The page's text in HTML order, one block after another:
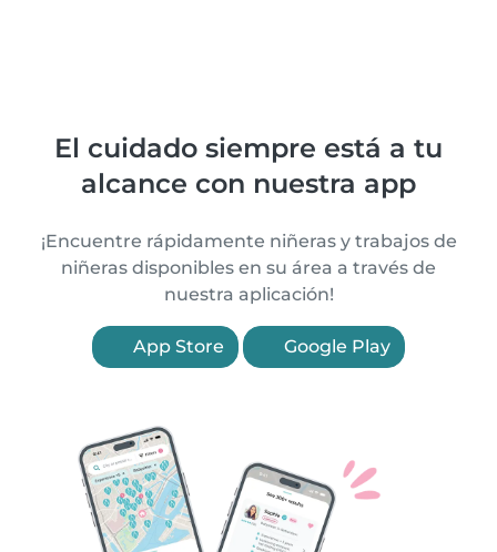
El cuidado siempre está a tu
alcance con nuestra app
¡Encuentre rápidamente niñeras y trabajos de
niñeras disponibles en su área a través de
nuestra aplicación!
App Store Google Play